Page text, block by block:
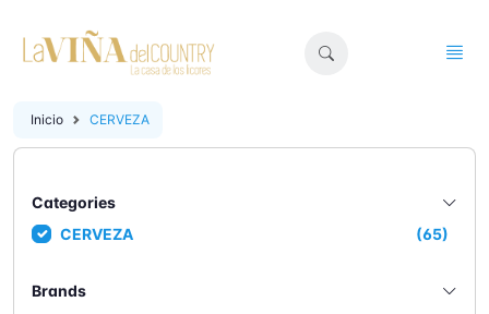
Inicio CERVEZA
Categories
CERVEZA
(65)
Brands